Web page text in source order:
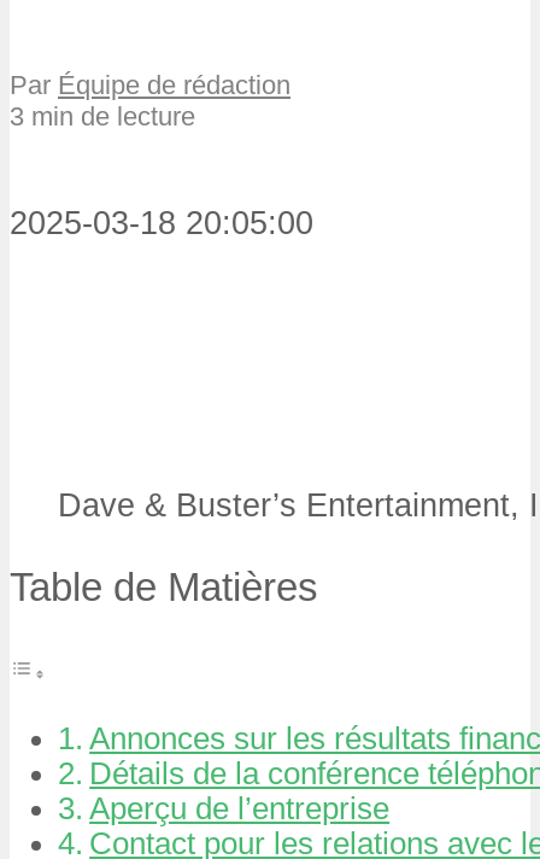
Par Équipe de rédaction
3 min de lecture
2025-03-18 20:05:00
Dave & Buster’s Entertainment,
Table de Matières
Annonces sur les résultats
Détails de la conférence
Aperçu de l’entreprise
Contact pour les relations avec